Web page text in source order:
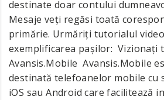
destinate doar contului
Mesaje veți regăsi toată
primărie. Urmăriți tutorialul
exemplificarea pașilor: Vizionați
Avansis.Mobile Avansis.Mobile
destinată telefoanelor mobile cu
iOS sau Android care facilitează